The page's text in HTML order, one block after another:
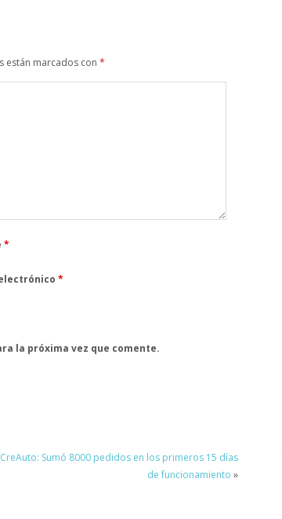
están marcados con *
*
*
la próxima vez que comente.
Sumó 8000 pedidos en los primeros 15 días
de funcionamiento »